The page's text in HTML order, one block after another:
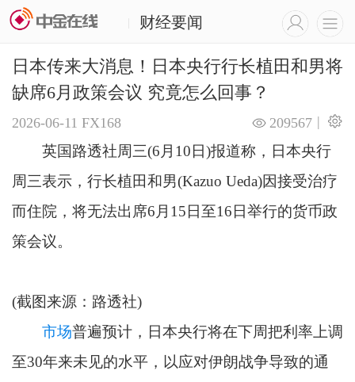
财经要闻
日本传来大消息！日本央行行长植田和男将
缺席6月政策会议 究竟怎么回事？
2026-06-11 FX168 |
209567
英国路透社周三(6月10日)报道称，日本央行
周三表示，行长植田和男(Kazuo Ueda)因接受治疗
而住院，将无法出席6月15日至16日举行的货币政
策会议。
(截图来源：路透社)
市场普遍预计，日本央行将在下周把利率上调
至30年来未见的水平，以应对伊朗战争导致的通